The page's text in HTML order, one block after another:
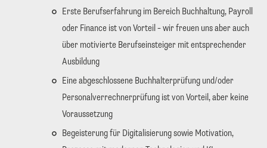
Erste Berufserfahrung im Bereich Buchhaltung, Payroll
oder Finance ist von Vorteil – wir freuen uns aber auch
über motivierte Berufseinsteiger mit entsprechender
Ausbildung
Eine abgeschlossene Buchhalterprüfung und/oder
Personalverrechnerprüfung ist von Vorteil, aber keine
Voraussetzung
Begeisterung für Digitalisierung sowie Motivation,